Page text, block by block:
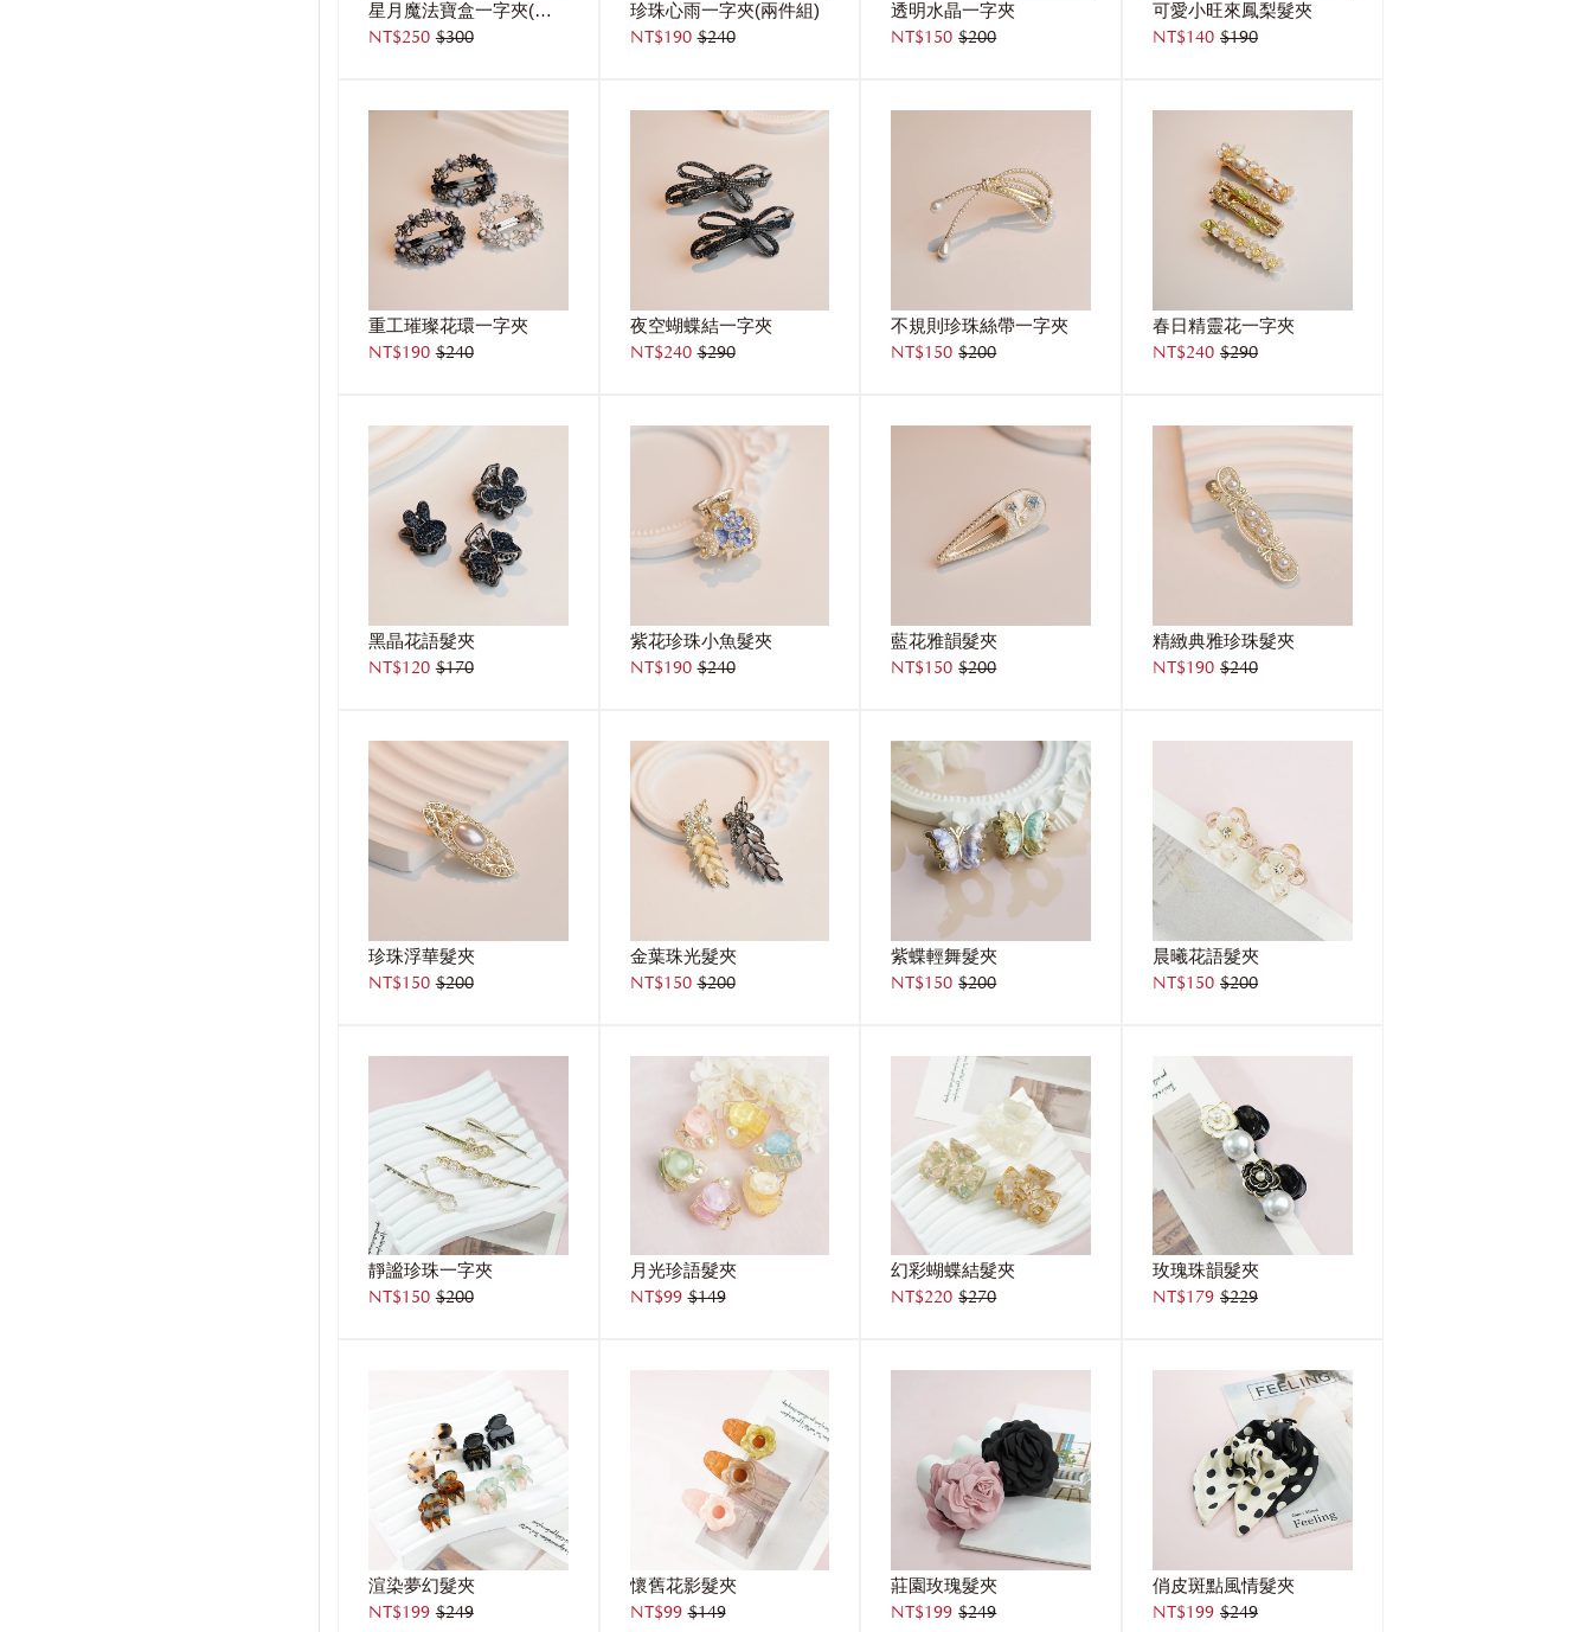
星月魔法寶盒一字夾(三件組)
NT$250 $300
珍珠心雨一字夾(兩件組)
NT$190 $240
透明水晶一字夾
NT$150 $200
可愛小旺來鳳梨髮夾
NT$140 $190
重工璀璨花環一字夾
NT$190 $240
夜空蝴蝶結一字夾
NT$240 $290
不規則珍珠絲帶一字夾
NT$150 $200
春日精靈花一字夾
NT$240 $290
黑晶花語髮夾
NT$120 $170
紫花珍珠小魚髮夾
NT$190 $240
藍花雅韻髮夾
NT$150 $200
精緻典雅珍珠髮夾
NT$190 $240
珍珠浮華髮夾
NT$150 $200
金葉珠光髮夾
NT$150 $200
紫蝶輕舞髮夾
NT$150 $200
晨曦花語髮夾
NT$150 $200
靜謐珍珠一字夾
NT$150 $200
月光珍語髮夾
NT$99 $149
幻彩蝴蝶結髮夾
NT$220 $270
玫瑰珠韻髮夾
NT$179 $229
渲染夢幻髮夾
NT$199 $249
懷舊花影髮夾
NT$99 $149
莊園玫瑰髮夾
NT$199 $249
俏皮斑點風情髮夾
NT$199 $249